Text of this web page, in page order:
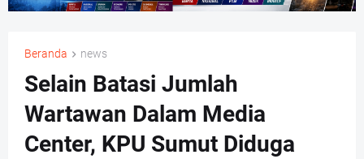
Beranda news
Selain Batasi Jumlah
Wartawan Dalam Media
Center, KPU Sumut Diduga